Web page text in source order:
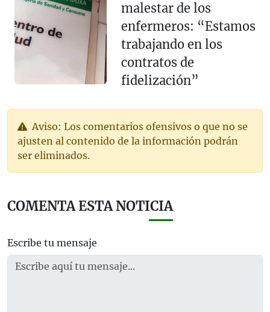
malestar de los
enfermeros: “Estamos
trabajando en los
contratos de
fidelización”
Aviso: Los comentarios ofensivos o que no se
ajusten al contenido de la información podrán
ser eliminados.
COMENTA ESTA NOTICIA
Escribe tu mensaje